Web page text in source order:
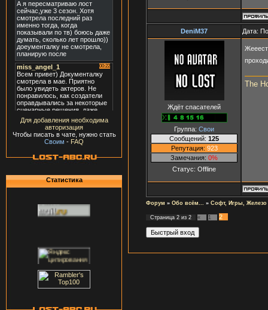
Для добавления необходима
авторизация
Чтобы писать в чате, нужно стать
Своим - FAQ
Статистика
DeniM37 Дата:
Ждёт спасателей
Группа: Свои
Сообщений: 125
Репутация: 923
Замечания: 0%
Статус: Offline
The
Форум » Обо всём... » Софт, Игры, Железо
Страница 2 из 2 « 1 2